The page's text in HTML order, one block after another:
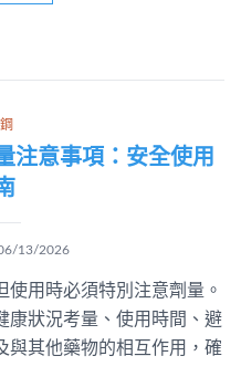
注意事項：安全使用
13/2026
用時必須特別注意劑量。
康狀況考量、使用時間、避
與其他藥物的相互作用，確